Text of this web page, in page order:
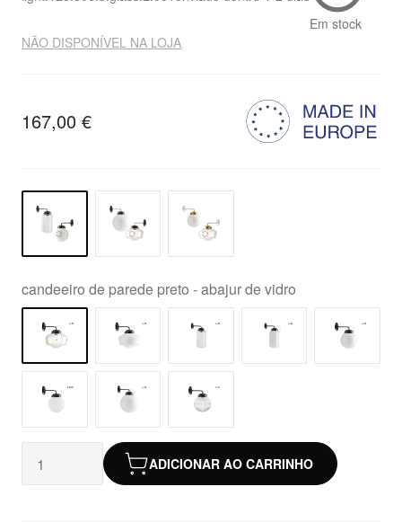
Em stock
NÃO DISPONÍVEL NA LOJA
167,00 €
candeeiro de parede preto - abajur de vidro
ADICIONAR AO CARRINHO